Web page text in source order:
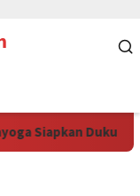
Dukungan